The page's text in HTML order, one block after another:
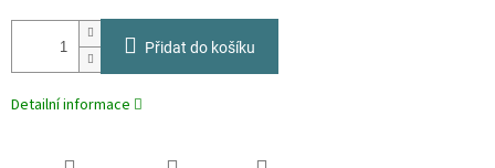
Přidat do košíku
Detailní informace